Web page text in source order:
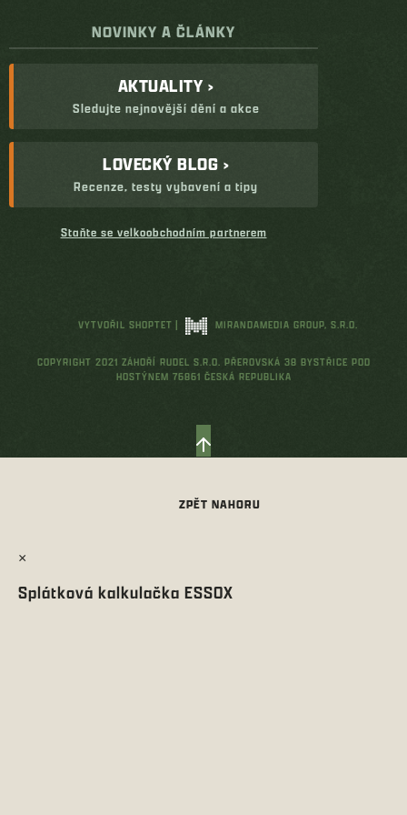
NOVINKY A ČLÁNKY
AKTUALITY ›
Sledujte nejnovější dění a akce
LOVECKÝ BLOG ›
Recenze, testy vybavení a tipy
Staňte se velkoobchodním partnerem
VYTVOŘIL SHOPTET | MIRANDAMEDIA GROUP, S.R.O.
COPYRIGHT 2021 ZÁHOŘÍ RUDEL S.R.O. PŘEROVSKÁ 38 BYSTŘICE POD
HOSTÝNEM 76861 ČESKÁ REPUBLIKA
×
Splátková kalkulačka ESSOX